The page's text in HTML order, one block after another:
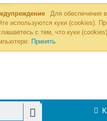
Для обеспечения
используются куки (cookies).
с тем, что куки
Принять
ИНСТРУМЕНТОВ »